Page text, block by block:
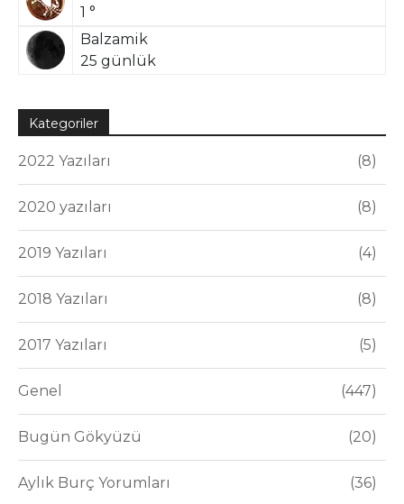
1 °
Balzamik
25 günlük
Kategoriler
2022 Yazıları 8
2020 yazıları 8
2019 Yazıları 4
2018 Yazıları 8
2017 Yazıları 5
Genel 447
Bugün Gökyüzü 20
Aylık Burç Yorumları 36